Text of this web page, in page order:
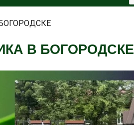
В БОГОРОДСКЕ